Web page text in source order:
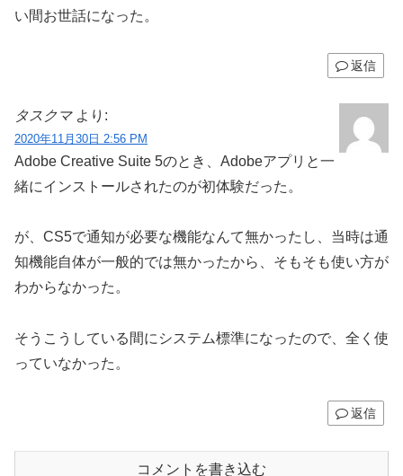
い間お世話になった。
返信
タスクマ より:
2020年11月30日 2:56 PM
Adobe Creative Suite 5のとき、Adobeアプリと一
緒にインストールされたのが初体験だった。
が、CS5で通知が必要な機能なんて無かったし、当時は通
知機能自体が一般的では無かったから、そもそも使い方が
わからなかった。
そうこうしている間にシステム標準になったので、全く使
っていなかった。
返信
コメントを書き込む